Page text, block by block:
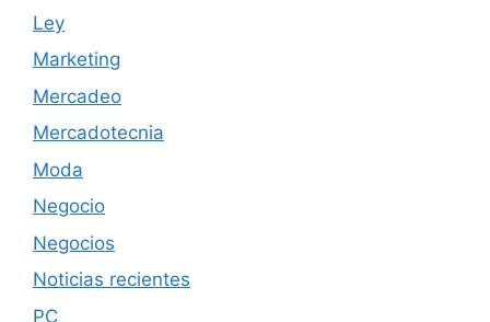
Ley
Marketing
Mercadeo
Mercadotecnia
Moda
Negocio
Negocios
Noticias recientes
PC